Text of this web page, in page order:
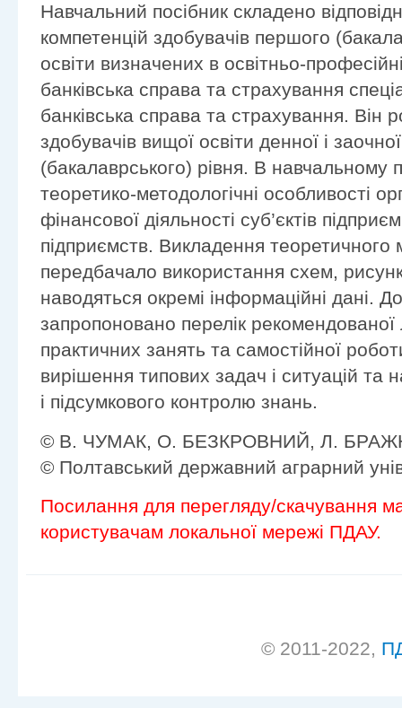
Навчальний посібник складено
компетенцій здобувачів першого
освіти визначених в освітньо-
банківська справа та страхування
банківська справа та страхування. Він
здобувачів вищої освіти денної і
(бакалаврського) рівня. В навчальному
теоретико-методологічні особливості
фінансової діяльності суб’єктів
підприємств. Викладення теоретичного
передбачало використання схем,
наводяться окремі інформаційні дані.
запропоновано перелік
практичних занять та самостійної
вирішення типових задач і ситуацій та
і підсумкового контролю знань.
© В. ЧУМАК, О. БЕЗКРОВНИЙ, Л.
© Полтавський державний аграрний
Посилання для перегляду/скачування
користувачам локальної мережі ПДАУ.
© 2011-2022,